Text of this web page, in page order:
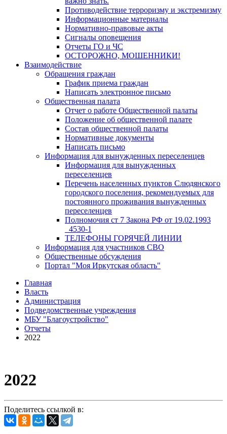
Противодействие терроризму и экстремизму
Информационные материалы
Нормативно-правовые акты
Сигналы оповещения
Отчеты ГО и ЧС
ОСТОРОЖНО, МОШЕННИКИ!
Взаимодействие
Обращения граждан
График приема граждан
Написать электронное письмо
Общественная палата
Отчет о работе Общественной палаты
Положение об общественной палате
Состав общественной палаты
Нормативные документы
Написать письмо
Информация для вынужденных переселенцев
Информация для вынужденных
переселенцев
Перечень населенных пунктов Слюдянского
городского поселения, рекомендуемых для
постоянного проживания вынужденных
переселенцев
Полномочия ст 7 Закона РФ от 19.02.1993
_4530-1
ТЕЛЕФОНЫ ГОРЯЧЕЙ ЛИНИИ
Информация для участников СВО
Общественные обсуждения
Портал "Моя Иркутская область"
Главная
Власть
Администрация
Подведомственные учреждения
МБУ "Благоустройство"
Отчеты
2022
2022
Поделитесь ссылкой в: